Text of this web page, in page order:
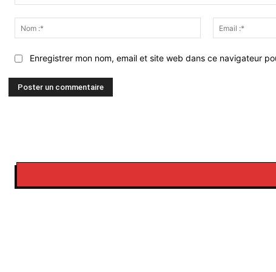
:*
Enregistrer mon nom, email et site web dans ce navigateur